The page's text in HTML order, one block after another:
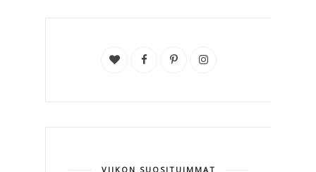
VIIKON SUOSITUIMMAT